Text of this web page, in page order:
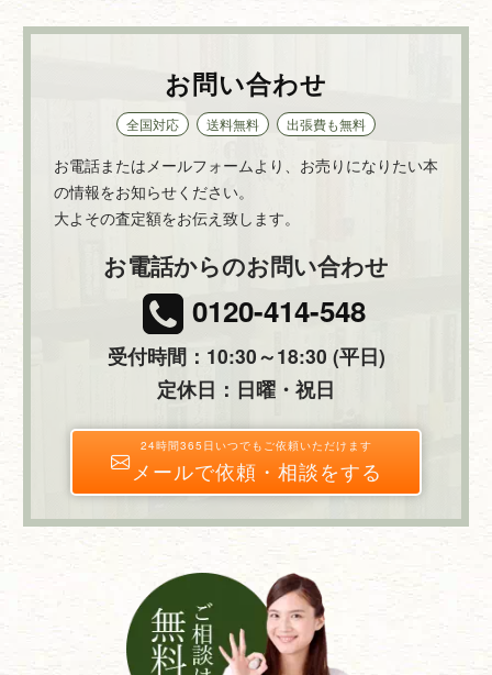
お問い合わせ
全国対応 送料無料 出張費も無料
お電話またはメールフォームより、お売りになりたい本
の情報をお知らせください。
大よその査定額をお伝え致します。
お電話からのお問い合わせ
0120-414-548
受付時間：10:30～18:30 (平日)
定休日：日曜・祝日
24時間365日いつでもご依頼いただけます
メールで依頼・相談をする